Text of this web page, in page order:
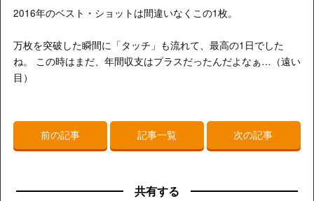
2016年のベスト・ショットは間違いなくこの1枚。
万枚を突破した瞬間に「タッチ」も流れて、最高の1日でした
ね。 この時はまだ、年間収支はプラスだったんだよなぁ…（遠い
目）
前の記事 記事一覧 次の記事
共有する